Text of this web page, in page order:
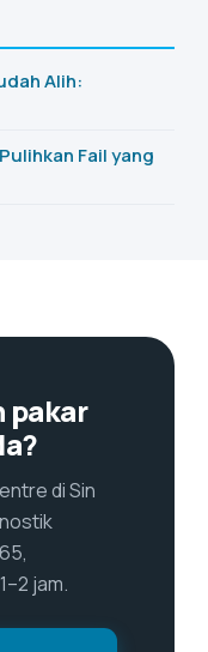
Alih:
Fail yang
pakar
di Sin
jam.